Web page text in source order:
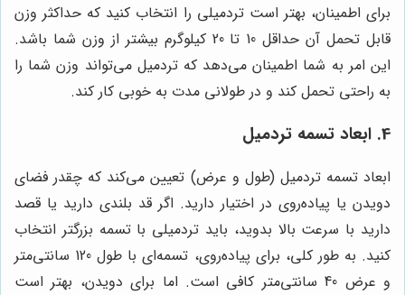
برای اطمینان، بهتر است تردمیلی را انتخاب کنید که حداکثر وزن
قابل تحمل آن حداقل 10 تا 20 کیلوگرم بیشتر از وزن شما باشد.
این امر به شما اطمینان می‌دهد که تردمیل می‌تواند وزن شما را
به راحتی تحمل کند و در طولانی مدت به خوبی کار کند.
4. ابعاد تسمه تردمیل
ابعاد تسمه تردمیل (طول و عرض) تعیین می‌کند که چقدر فضای
دویدن یا پیاده‌روی در اختیار دارید. اگر قد بلندی دارید یا قصد
دارید با سرعت بالا بدوید، باید تردمیلی با تسمه بزرگتر انتخاب
کنید. به طور کلی، برای پیاده‌روی، تسمه‌ای با طول 120 سانتی‌متر
و عرض 40 سانتی‌متر کافی است. اما برای دویدن، بهتر است